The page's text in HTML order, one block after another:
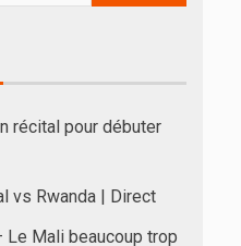
récital pour débuter
vs Rwanda | Direct
Mali beaucoup trop